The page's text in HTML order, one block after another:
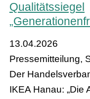
Qualitätssiegel
13.04.2026
Pressemitteilung,
Der
IKEA Hanau: „Die